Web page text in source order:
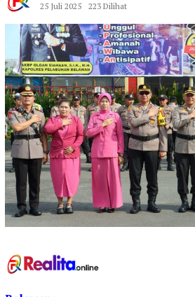
25 Juli 2025
223 Dilihat